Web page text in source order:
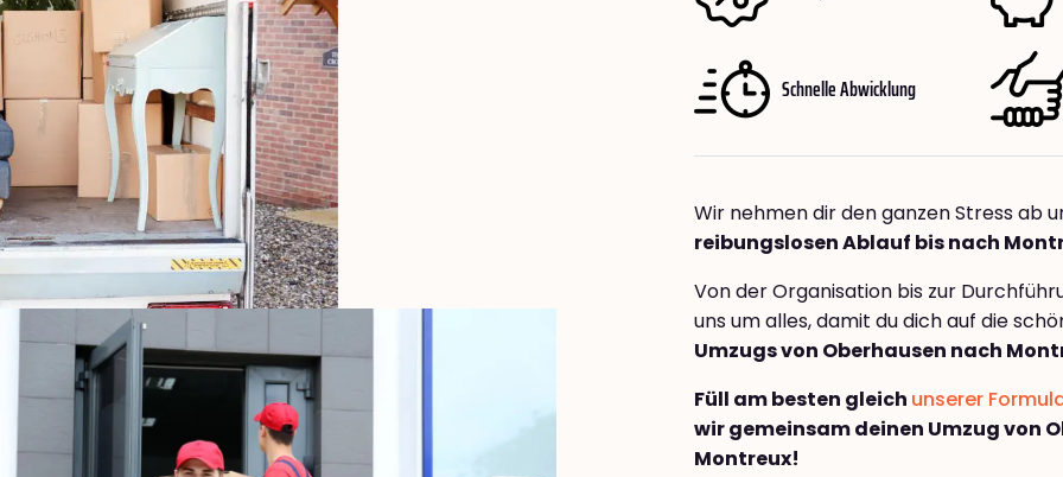
Schnelle Abwicklung
Wir nehmen dir den ganzen Stress ab
reibungslosen Ablauf bis nach
Von der Organisation bis zur
uns um alles, damit du dich auf die
Umzugs von Oberhausen nach
Füll am besten gleich unserer
wir gemeinsam deinen Umzug von
Montreux!